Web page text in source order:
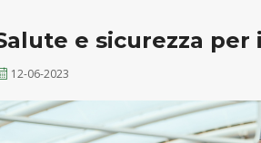
e sicurezza
12-06-2023